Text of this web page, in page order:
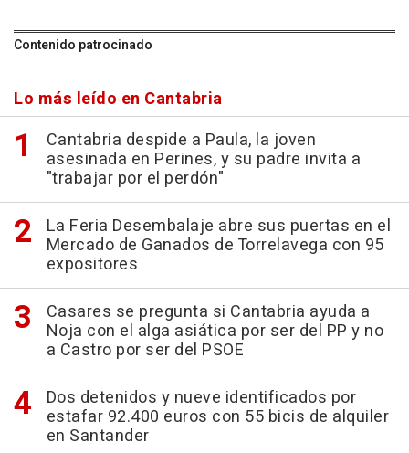
Contenido patrocinado
Lo más leído en Cantabria
Cantabria despide a Paula, la joven
asesinada en Perines, y su padre invita a
"trabajar por el perdón"
La Feria Desembalaje abre sus puertas en el
Mercado de Ganados de Torrelavega con 95
expositores
Casares se pregunta si Cantabria ayuda a
Noja con el alga asiática por ser del PP y no
a Castro por ser del PSOE
Dos detenidos y nueve identificados por
estafar 92.400 euros con 55 bicis de alquiler
en Santander